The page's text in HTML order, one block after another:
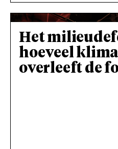
Het
hoeveel
overleeft de